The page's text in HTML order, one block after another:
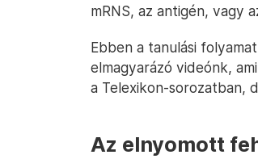
mRNS, az antigén, vagy
Ebben a tanulási
elmagyarázó videónk,
a Telexikon-sorozatban,
Az elnyomott